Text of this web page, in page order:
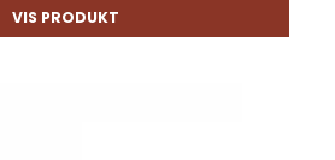
VIS PRODUKT